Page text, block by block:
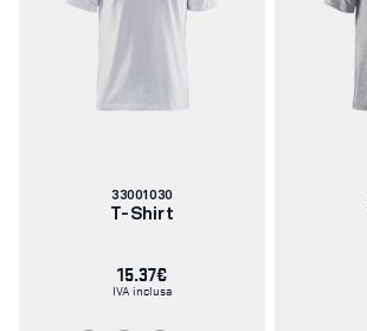
Codice
articolo:
33001030
T-Shirt
15.37€
IVA inclusa